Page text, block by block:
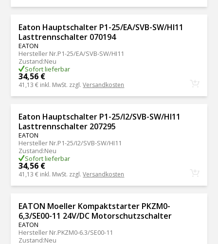
Eaton Hauptschalter P1-25/EA/SVB-SW/HI11
Lasttrennschalter 070194
EATON
Hersteller Nr.P1-25/EA/SVB-SW/HI11
Zustand:Neu
Sofort lieferbar
34,56 €
41,13 € inkl. MwSt. zzgl.Versandkosten
Eaton Hauptschalter P1-25/I2/SVB-SW/HI11
Lasttrennschalter 207295
EATON
Hersteller Nr.P1-25/I2/SVB-SW/HI11
Zustand:Neu
Sofort lieferbar
34,56 €
41,13 € inkl. MwSt. zzgl.Versandkosten
EATON Moeller Kompaktstarter PKZM0-
6,3/SE00-11 24V/DC Motorschutzschalter
EATON
Hersteller Nr.PKZM0-6.3/SE00-11
Zustand:Neu